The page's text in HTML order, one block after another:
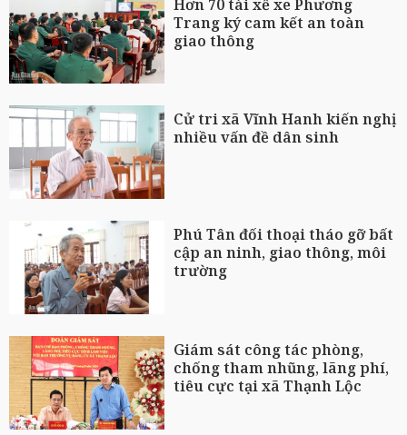
Hơn 70 tài xế xe Phương
Trang ký cam kết an toàn
giao thông
Cử tri xã Vĩnh Hanh kiến nghị
nhiều vấn đề dân sinh
Phú Tân đối thoại tháo gỡ bất
cập an ninh, giao thông, môi
trường
Giám sát công tác phòng,
chống tham nhũng, lãng phí,
tiêu cực tại xã Thạnh Lộc